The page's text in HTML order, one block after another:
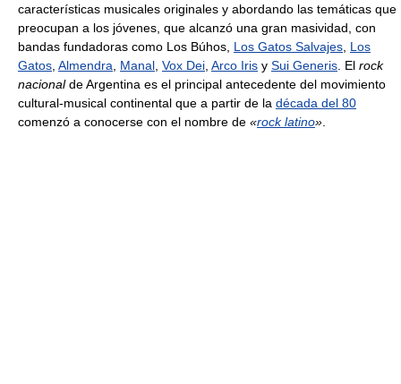
características musicales originales y abordando las temáticas que
preocupan a los jóvenes, que alcanzó una gran masividad, con
bandas fundadoras como Los Búhos, Los Gatos Salvajes Los
Gatos Almendra Manal Vox Dei Arco Iris y Sui Generis . El rock
nacionalde Argentina es el principal antecedente del movimiento
cultural-musical continental que a partir de la década del 80
comenzó a conocerse con el nombre de «rock latino»